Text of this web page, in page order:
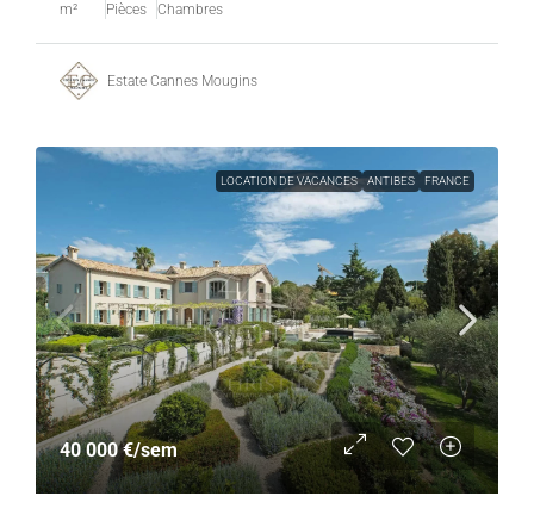
m² Pièces Chambres
Estate Cannes Mougins
LOCATION DE VACANCES ANTIBES FRANCE
40 000 €/sem